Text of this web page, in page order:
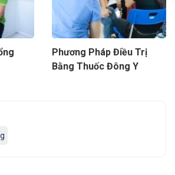
Phương Pháp Điều Trị
Bằng Thuốc Đông Y